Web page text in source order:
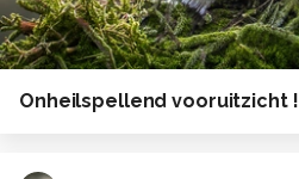
Onheilspellend vooruitzicht !